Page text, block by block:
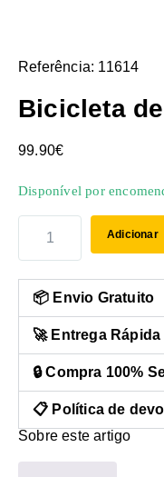
Referência: 11614
Bicicleta
99.90€
Disponível por
Adicionar
📦 Envio Gratuito
🚀 Entrega Rápida
🔒 Compra 100%
📋 Política de
Sobre este artigo